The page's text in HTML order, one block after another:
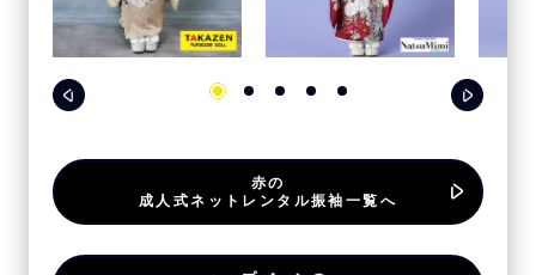
赤の
成人式ネットレンタル振袖一覧へ